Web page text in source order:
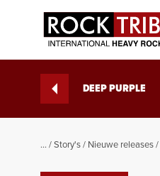
DEEP PURPLE
... /Story's/ Nieuwe releases/